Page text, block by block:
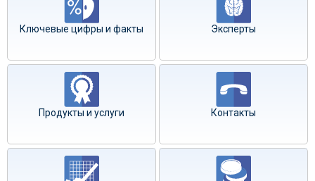
Ключевые цифры и факты Эксперты
Продукты и услуги Контакты